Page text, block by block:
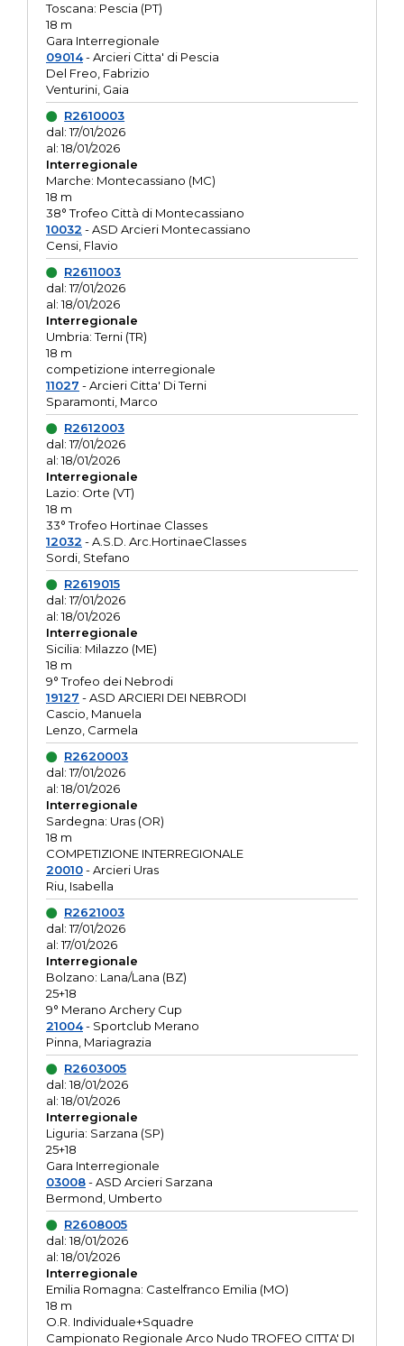
Toscana: Pescia (PT)
18 m
Gara Interregionale
09014- Arcieri Citta' di Pescia
Del Freo, Fabrizio
Venturini, Gaia
R2610003
dal: 17/01/2026
al: 18/01/2026
Interregionale
Marche: Montecassiano (MC)
18 m
38° Trofeo Città di Montecassiano
10032 - ASD Arcieri Montecassiano
Censi, Flavio
R2611003
dal: 17/01/2026
al: 18/01/2026
Interregionale
Umbria: Terni (TR)
18 m
competizione interregionale
11027 - Arcieri Citta' Di Terni
Sparamonti, Marco
R2612003
dal: 17/01/2026
al: 18/01/2026
Interregionale
Lazio: Orte (VT)
18 m
33° Trofeo Hortinae Classes
12032 - A.S.D. Arc.HortinaeClasses
Sordi, Stefano
R2619015
dal: 17/01/2026
al: 18/01/2026
Interregionale
Sicilia: Milazzo (ME)
18 m
9° Trofeo dei Nebrodi
19127 - ASD ARCIERI DEI NEBRODI
Cascio, Manuela
Lenzo, Carmela
R2620003
dal: 17/01/2026
al: 18/01/2026
Interregionale
Sardegna: Uras (OR)
18 m
COMPETIZIONE INTERREGIONALE
20010- Arcieri Uras
Riu, Isabella
R2621003
dal: 17/01/2026
al: 17/01/2026
Interregionale
Bolzano: Lana/Lana (BZ)
25+18
9° Merano Archery Cup
21004- Sportclub Merano
Pinna, Mariagrazia
R2603005
dal: 18/01/2026
al: 18/01/2026
Interregionale
Liguria: Sarzana (SP)
25+18
Gara Interregionale
03008- ASD Arcieri Sarzana
Bermond, Umberto
R2608005
dal: 18/01/2026
al: 18/01/2026
Interregionale
Emilia Romagna: Castelfranco Emilia (MO)
18 m
O.R. Individuale+Squadre
Campionato Regionale Arco Nudo TROFEO CITTA' DI